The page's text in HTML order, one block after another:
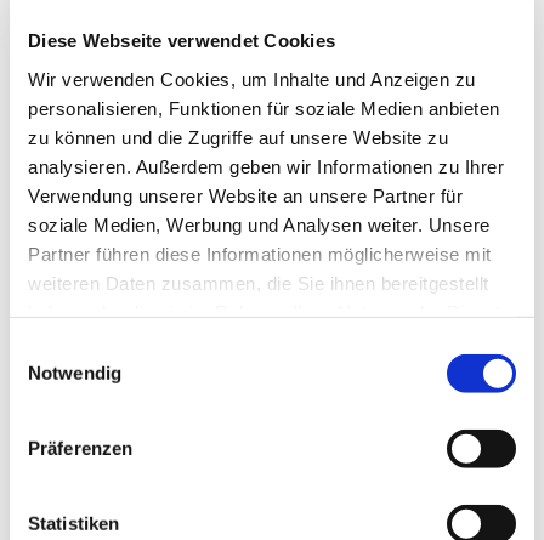
Diese Webseite verwendet Cookies
Wir verwenden Cookies, um Inhalte und Anzeigen zu
personalisieren, Funktionen für soziale Medien anbieten
zu können und die Zugriffe auf unsere Website zu
analysieren. Außerdem geben wir Informationen zu Ihrer
Verwendung unserer Website an unsere Partner für
soziale Medien, Werbung und Analysen weiter. Unsere
Partner führen diese Informationen möglicherweise mit
weiteren Daten zusammen, die Sie ihnen bereitgestellt
Notwendig
Präferenzen
Statistiken
FENNEC – das Projekt zur
Bachelorarbeit
Mai 2018
1 2Nächste Seite »
mAIstack
On-Prem · 100+ Connectors · Observable RAG